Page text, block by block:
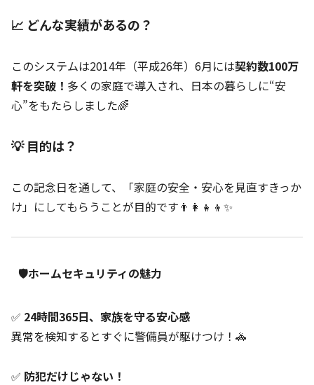
📈 どんな実績があるの？
このシステムは2014年（平成26年）6月には契約数100万
軒を突破！ 多くの家庭で導入され、日本の暮らしに“安
心”をもたらしました🌈
💡 目的は？
この記念日を通して、「家庭の安全・安心を見直すきっか
け」にしてもらうことが目的です👨‍👩‍👧‍👦✨
🛡️ホームセキュリティの魅力
✅ 24時間365日、家族を守る安心感
異常を検知するとすぐに警備員が駆けつけ！🚓
✅ 防犯だけじゃない！